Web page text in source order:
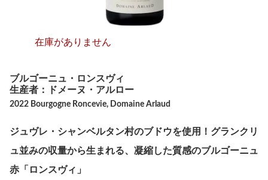
在庫がありません
ブルゴーニュ・ロンスヴィ
生産者：ドメーヌ・アルロー
2022 Bourgogne Roncevie, Domaine Arlaud
ジュヴレ・シャンベルタン村のブドウを使用！グランクリ
ュ並みの収量から生まれる、凝縮した質感のブルゴーニュ
赤「ロンスヴィ」